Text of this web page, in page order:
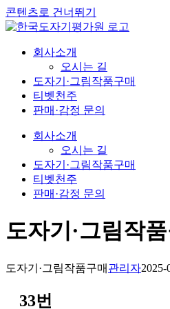
콘텐츠로 건너뛰기
회사소개
오시는 길
도자기·그림작품구매
티벳천주
판매·감정 문의
회사소개
오시는 길
도자기·그림작품구매
티벳천주
판매·감정 문의
도자기·그림작
도자기·그림작품구매 관리자2025-
33번